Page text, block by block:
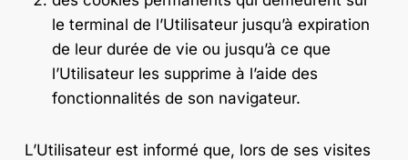
le terminal de l’Utilisateur jusqu’à expiration
de leur durée de vie ou jusqu’à ce que
l’Utilisateur les supprime à l’aide des
fonctionnalités de son navigateur.
L’Utilisateur est informé que, lors de ses visites